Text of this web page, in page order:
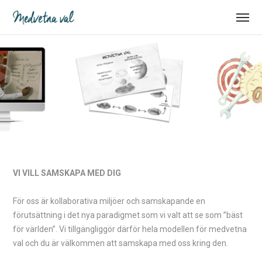
VI VILL SAMSKAPA MED DIG
För oss är kollaborativa miljöer och samskapande en
förutsättning i det nya paradigmet som vi valt att se som ”bäst
för världen”. Vi tillgängliggör därför hela modellen för medvetna
val och du är välkommen att samskapa med oss kring den.